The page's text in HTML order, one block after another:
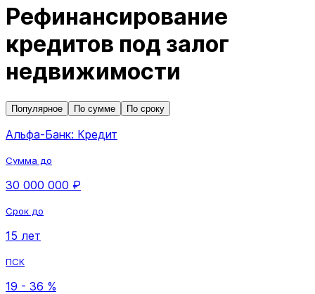
Рефинансирование
кредитов под залог
недвижимости
Популярное По сумме По сроку
Альфа-Банк: Кредит
Сумма до
30 000 000 ₽
Срок до
15 лет
ПСК
19 - 36 %